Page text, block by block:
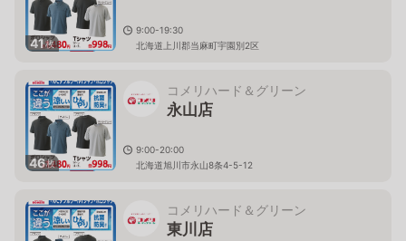
41枚
9:00-19:30
北海道上川郡当麻町宇園別2区
46枚
コメリハード＆グリーン
永山店
9:00-20:00
北海道旭川市永山8条4-5-12
コメリハード＆グリーン
東川店